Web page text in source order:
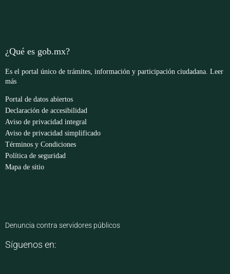
¿Qué es gob.mx?
Es el portal único de trámites, información y participación ciudadana. Leer
más
Portal de datos abiertos
Declaración de accesibilidad
Aviso de privacidad integral
Aviso de privacidad simplificado
Términos y Condiciones
Política de seguridad
Mapa de sitio
Denuncia contra servidores públicos
Síguenos en: